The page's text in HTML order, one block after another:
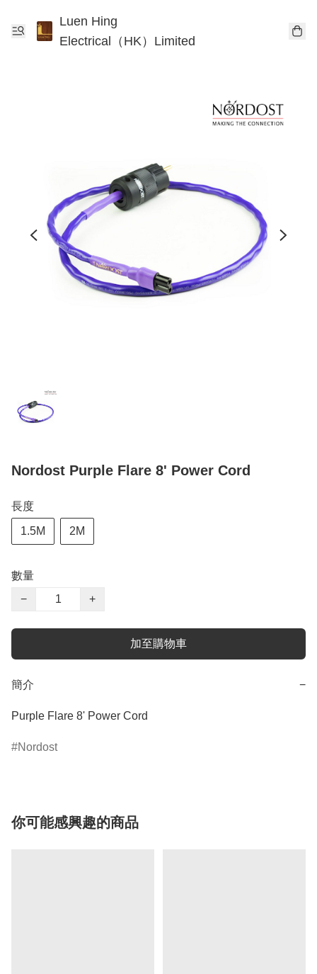
Luen Hing
Electrical（HK）Limited
Nordost Purple Flare 8' Power Cord
長度
1.5M 2M
數量
−
+
加至購物車
簡介 −
Nordost
你可能感興趣的商品